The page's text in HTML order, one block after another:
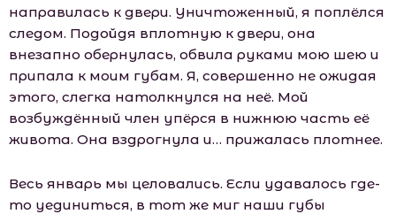
направилась к двери. Уничтоженный, я поплёлся
следом. Подойдя вплотную к двери, она
внезапно обернулась, обвила руками мою шею и
припала к моим губам. Я, совершенно не ожидая
этого, слегка натолкнулся на неё. Мой
возбуждённый член упёрся в нижнюю часть её
живота. Она вздрогнула и… прижалась плотнее.
Весь январь мы целовались. Если удавалось где-
то уединиться, в тот же миг наши губы